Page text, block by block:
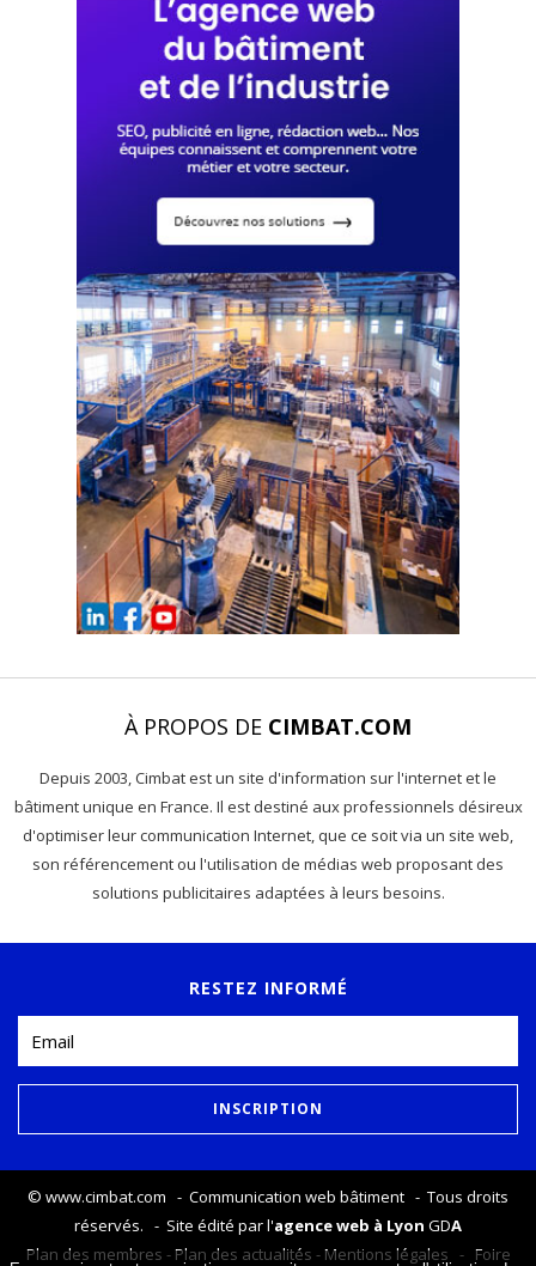
À PROPOS DE CIMBAT.COM
Depuis 2003, Cimbat est un site d'information sur l'internet et le
bâtiment unique en France. Il est destiné aux professionnels désireux
d'optimiser leur communication Internet, que ce soit via un site web,
son référencement ou l'utilisation de médias web proposant des
solutions publicitaires adaptées à leurs besoins.
RESTEZ INFORMÉ
© www.cimbat.com - Communication web bâtiment - Tous droits
réservés. - Site édité par l'agence web à Lyon GDA
Plan des membres -Plan des actualités -Mentions légales - Foire